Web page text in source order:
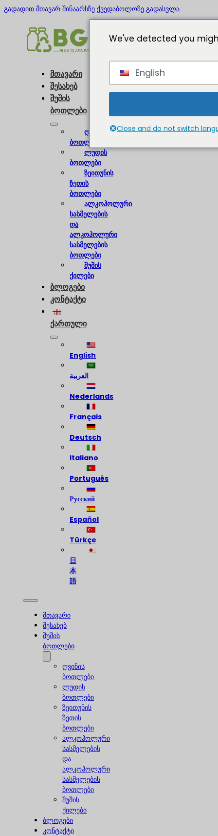
გადადით მთავარ შინაარსზე ქვედაბოლოზე გადასვლა
მთავარი
შესახებ
შუშის
ბოთლები
ღვინის
ბოთლები
ლუდის
ბოთლები
ზეითუნის
ზეთის
ბოთლები
ალკოჰოლური
სასმელების
და
ალკოჰოლური
სასმელების
ბოთლები
შუშის
ქილები
ბლოგები
კონტაქტი
ქართული
English
العربية
Nederlands
Français
Deutsch
Italiano
Português
Русский
Español
Türkçe
日
本
語
მთავარი
შესახებ
შუშის
ბოთლები
ღვინის
ბოთლები
ლუდის
ბოთლები
ზეითუნის
ზეთის
ბოთლები
ალკოჰოლური
სასმელების
და
ალკოჰოლური
სასმელების
ბოთლები
შუშის
ქილები
ბლოგები
კონტაქტი
We've detected you
English
Close and do not switch